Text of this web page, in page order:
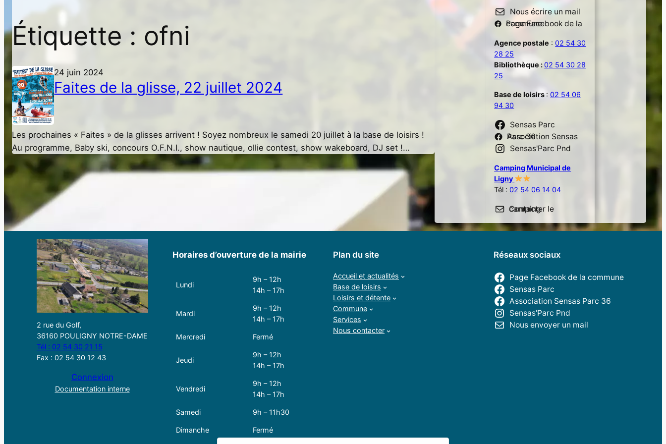
Étiquette : ofni
24 juin 2024
Faites de la glisse, 22 juillet 2024
Les prochaines « Faites » de la glisses arrivent ! Soyez nombreux le samedi 20 juillet à la base de loisirs !
Au programme, Baby ski, concours O.F.N.I., show nautique, ollie contest, show wakeboard, DJ set !…
Nous écrire un mail
Page Facebook de la commune
Agence postale :02 54 30
28 25
Bibliothèque :02 54 30 28
25
Base de loisirs :02 54 06
94 30
Sensas Parc
Association Sensas Parc 36
Sensas'Parc Pnd
Camping Municipal de
Ligny
Tél : 02 54 06 14 04
Contacter le camping
2 rue du Golf,
36160 POULIGNY NOTRE-DAME
Tél : 02 54 30 21 15
Fax : 02 54 30 12 43
Connexion
Documentation interne
Horaires d’ouverture de la mairie
Lundi
9h – 12h
14h – 17h
Mardi
9h – 12h
14h – 17h
Mercredi Fermé
Jeudi
9h – 12h
14h – 17h
Vendredi
9h – 12h
14h – 17h
Samedi 9h – 11h30
Dimanche Fermé
Plan du site
Accueil et actualités
Base de loisirs
Loisirs et détente
Commune
Services
Nous contacter
Réseaux sociaux
Page Facebook de la commune
Sensas Parc
Association Sensas Parc 36
Sensas'Parc Pnd
Nous envoyer un mail